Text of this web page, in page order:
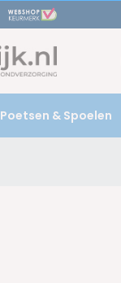
Poetsen & Spoelen